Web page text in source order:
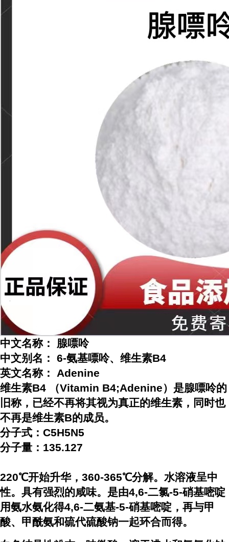
中文名称： 腺嘌呤
中文别名： 6-氨基嘌呤、维生素B4
英文名称： Adenine
维生素B4 （Vitamin B4;Adenine）是腺嘌呤的
旧称，已经不再将其视为真正的维生素，同时也
不再是维生素B的成员。
分子式：C5H5N5
分子量：135.127
220℃开始升华，360-365℃分解。水溶液呈中
性。具有强烈的咸味。是由4,6-二氯-5-硝基嘧啶
用氨水氨化得4,6-二氨基-5-硝基嘧啶，再与甲
酸、甲酰氨和硫代硫酸钠一起环合而得。